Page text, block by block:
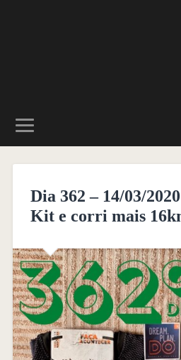
Dia 362 – 14/03/
Kit e corri mais